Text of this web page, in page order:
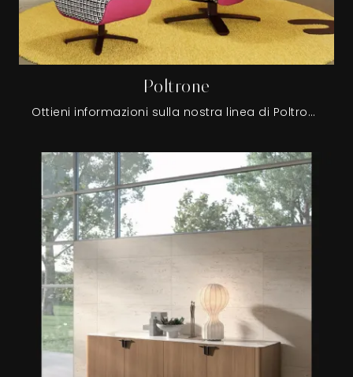
Poltrone
Ottieni informazioni sulla nostra linea di Poltrone dei migliori brand di settore.